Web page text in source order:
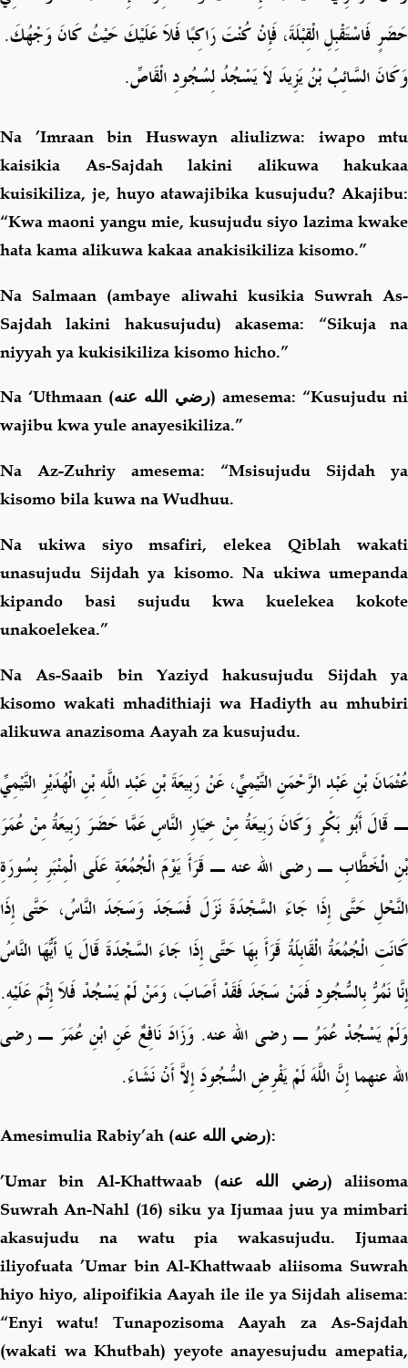
حَضَرٍ فَاسْتَقْبِلِ الْقِبْلَةَ، فَإِنْ كُنْتَ رَاكِبًا فَلاَ عَلَيْكَ حَيْثُ كَانَ وَجْهُكَ.
وَكَانَ السَّائِبُ بْنُ يَزِيدَ لاَ يَسْجُدُ لِسُجُودِ الْقَاصِّ.
Na ’Imraan bin Huswayn aliulizwa: iwapo mtu
kaisikia As-Sajdah lakini alikuwa hakukaa
kuisikiliza, je, huyo atawajibika kusujudu? Akajibu:
“Kwa maoni yangu mie, kusujudu siyo lazima kwake
hata kama alikuwa kakaa anakisikiliza kisomo.”
Na Salmaan (ambaye aliwahi kusikia Suwrah As-
Sajdah lakini hakusujudu) akasema: “Sikuja na
niyyah ya kukisikiliza kisomo hicho.”
Na ‘Uthmaan (رضي الله عنه) amesema: “Kusujudu ni
wajibu kwa yule anayesikiliza.”
Na Az-Zuhriy amesema: “Msisujudu Sijdah ya
kisomo bila kuwa na Wudhuu.
Na ukiwa siyo msafiri, elekea Qiblah wakati
unasujudu Sijdah ya kisomo. Na ukiwa umepanda
kipando basi sujudu kwa kuelekea kokote
unakoelekea.”
Na As-Saaib bin Yaziyd hakusujudu Sijdah ya
kisomo wakati mhadithiaji wa Hadiyth au mhubiri
alikuwa anazisoma Aayah za kusujudu.
عُثْمَانَ بْنِ عَبْدِ الرَّحْمَنِ التَّيْمِيِّ، عَنْ رَبِيعَةَ بْنِ عَبْدِ اللَّهِ بْنِ الْهُدَيْرِ التَّيْمِيِّ
ـ قَالَ أَبُو بَكْرٍ وَكَانَ رَبِيعَةُ مِنْ خِيَارِ النَّاسِ عَمَّا حَضَرَ رَبِيعَةُ مِنْ عُمَرَ
بْنِ الْخَطَّابِ ـ رضى الله عنه ـ قَرَأَ يَوْمَ الْجُمُعَةِ عَلَى الْمِنْبَرِ بِسُورَةِ
النَّحْلِ حَتَّى إِذَا جَاءَ السَّجْدَةَ نَزَلَ فَسَجَدَ وَسَجَدَ النَّاسُ، حَتَّى إِذَا
كَانَتِ الْجُمُعَةُ الْقَابِلَةُ قَرَأَ بِهَا حَتَّى إِذَا جَاءَ السَّجْدَةَ قَالَ يَا أَيُّهَا النَّاسُ
إِنَّا نَمُرُّ بِالسُّجُودِ فَمَنْ سَجَدَ فَقَدْ أَصَابَ، وَمَنْ لَمْ يَسْجُدْ فَلاَ إِثْمَ عَلَيْهِ‏.‏
وَلَمْ يَسْجُدْ عُمَرُ ـ رضى الله عنه‏.‏ وَزَادَ نَافِعٌ عَنِ ابْنِ عُمَرَ ـ رضى
الله عنهما إِنَّ اللَّهَ لَمْ يَفْرِضِ السُّجُودَ إِلاَّ أَنْ نَشَاءَ‏.‏
Amesimulia Rabiy’ah (رضي الله عنه):
’Umar bin Al-Khattwaab (رضي الله عنه)
aliisoma
Suwrah An-Nahl (16) siku ya Ijumaa juu ya mimbari
akasujudu na watu pia wakasujudu. Ijumaa
iliyofuata ’Umar bin Al-Khattwaab aliisoma Suwrah
hiyo hiyo, alipoifikia Aayah ile ile ya Sijdah alisema:
“Enyi watu! Tunapozisoma Aayah za As-Sajdah
(wakati wa Khutbah) yeyote anayesujudu amepatia,